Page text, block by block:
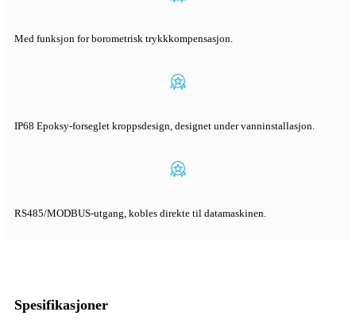
Med funksjon for borometrisk trykkkompensasjon.
IP68 Epoksy-forseglet kroppsdesign, designet under vanninstallasjon.
RS485/MODBUS-utgang, kobles direkte til datamaskinen.
Spesifikasjoner